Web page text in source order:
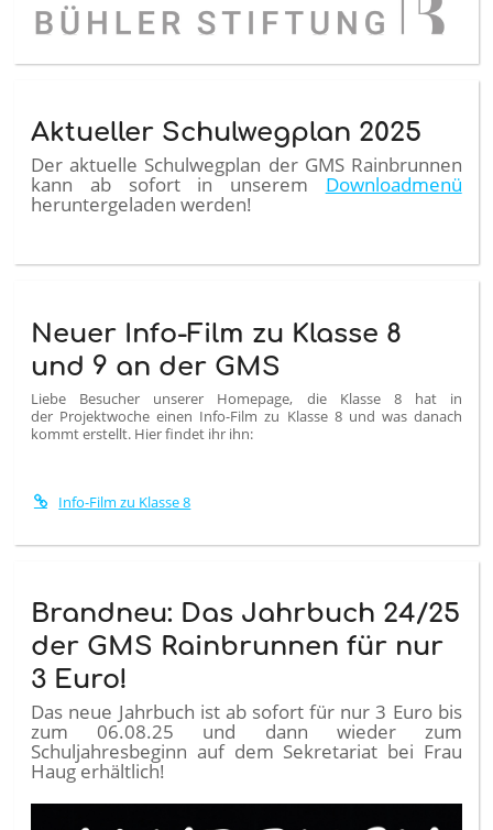
Aktueller Schulwegplan 2025
Der aktuelle Schulwegplan der GMS Rainbrunnen
kann ab sofort in unserem Downloadmenü
heruntergeladen werden!
Neuer Info-Film zu Klasse 8
und 9 an der GMS
Liebe Besucher unserer Homepage, die Klasse 8 hat in
der Projektwoche einen Info-Film zu Klasse 8 und was danach
kommt erstellt. Hier findet ihr ihn:
Info-Film zu Klasse 8
Brandneu: Das Jahrbuch 24/25
der GMS Rainbrunnen für nur
3 Euro!
Das neue Jahrbuch ist ab sofort für nur 3 Euro bis
zum 06.08.25 und dann wieder zum
Schuljahresbeginn auf dem Sekretariat bei Frau
Haug erhältlich!